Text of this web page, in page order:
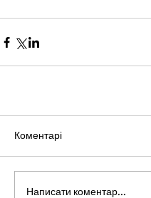
Коментарі
Написати коментар...